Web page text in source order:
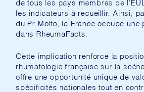
de tous les pays membres de
les indicateurs à recueillir. Ainsi,
du Pr Molto, la France occupe une
dans RheumaFacts.
Cette implication renforce la
rhumatologie française sur la
offre une opportunité unique de
spécificités nationales tout en